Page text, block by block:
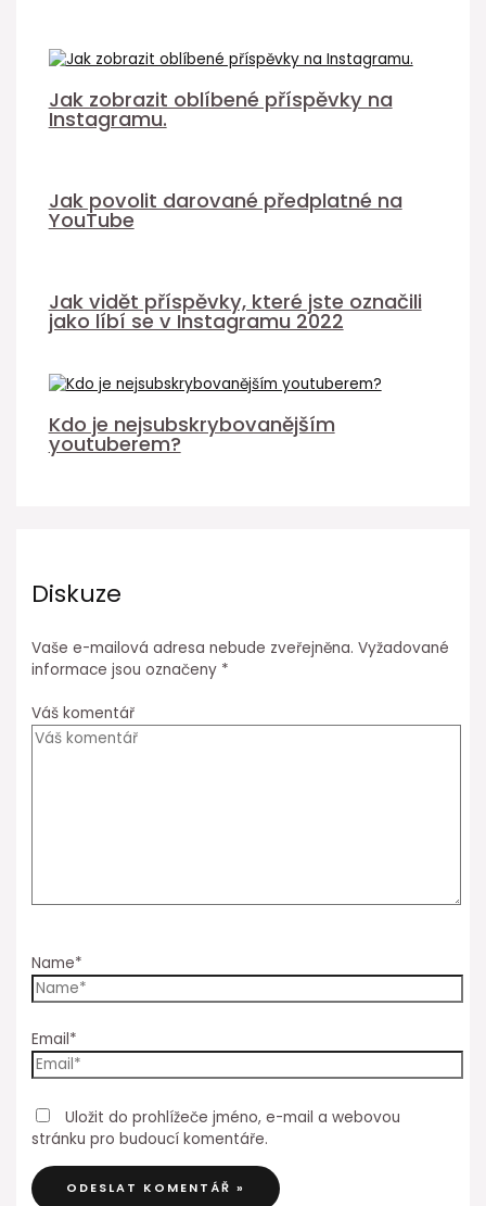
Jak zobrazit oblíbené příspěvky na
Instagramu.
Jak povolit darované předplatné na
YouTube
Jak vidět příspěvky, které jste označili
jako líbí se v Instagramu 2022
Kdo je nejsubskrybovanějším
youtuberem?
Diskuze
Vaše e-mailová adresa nebude zveřejněna. Vyžadované
informace jsou označeny *
Váš komentář
Name*
Email*
Uložit do prohlížeče jméno, e-mail a webovou
stránku pro budoucí komentáře.